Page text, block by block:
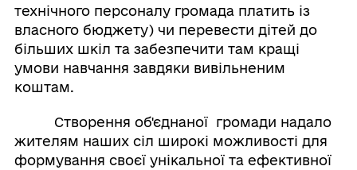
технічного персоналу громада платить із
власного бюджету) чи перевести дітей до
більших шкіл та забезпечити там кращі
умови навчання завдяки вивільненим
коштам.
Створення об'єднаної громади надало
жителям наших сіл широкі можливості для
формування своєї унікальної та ефективної